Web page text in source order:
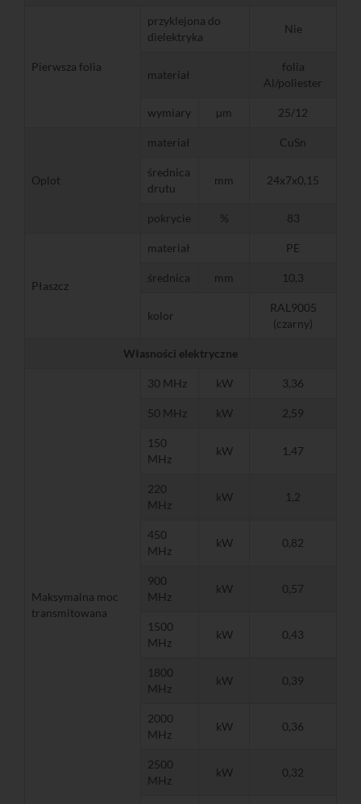
Pierwsza folia
przyklejona do
dielektryka
Nie
materiał
folia
Al/poliester
wymiary µm 25/12
Oplot
materiał CuSn
średnica
drutu
mm 24x7x0,15
pokrycie % 83
Płaszcz
materiał PE
średnica mm 10,3
kolor
RAL9005
(czarny)
Własności elektryczne
Maksymalna moc
transmitowana
30 MHz kW 3,36
50 MHz kW 2,59
150
MHz
kW 1,47
220
MHz
kW 1,2
450
MHz
kW 0,82
900
MHz
kW 0,57
1500
MHz
kW 0,43
1800
MHz
kW 0,39
2000
MHz
kW 0,36
2500
MHz
kW 0,32